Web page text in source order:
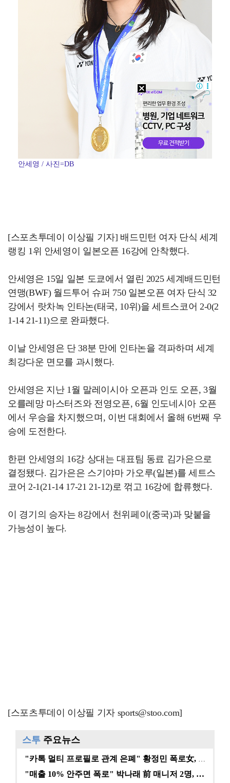
안세영 / 사진=DB
[스포츠투데이 이상필 기자] 배드민턴 여자 단식 세계
랭킹 1위 안세영이 일본오픈 16강에 안착했다.
안세영은 15일 일본 도쿄에서 열린 2025 세계배드민턴
연맹(BWF) 월드투어 슈퍼 750 일본오픈 여자 단식 32
강에서 랏차녹 인타논(태국, 10위)을 세트스코어 2-0(2
1-14 21-11)으로 완파했다.
이날 안세영은 단 38분 만에 인타논을 격파하며 세계
최강다운 면모를 과시했다.
안세영은 지난 1월 말레이시아 오픈과 인도 오픈, 3월
오를레망 마스터즈와 전영오픈, 6월 인도네시아 오픈
에서 우승을 차지했으며, 이번 대회에서 올해 6번째 우
승에 도전한다.
한편 안세영의 16강 상대는 대표팀 동료 김가은으로
결정됐다. 김가은은 스기야마 가오루(일본)를 세트스
코어 2-1(21-14 17-21 21-12)로 꺾고 16강에 합류했다.
이 경기의 승자는 8강에서 천위페이(중국)과 맞붙을
가능성이 높다.
[스포츠투데이 이상필 기자 sports@stoo.com]
스투 주요뉴스
"카톡 멀티 프로필로 관계 은폐" 황정민 폭로女, 문자…
"매출 10% 안주면 폭로" 박나래 前 매니저 2명, …